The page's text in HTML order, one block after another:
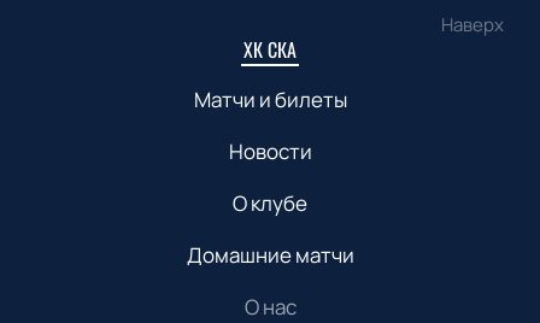
Наверх
ХК СКА
Матчи и билеты
Новости
О клубе
Домашние матчи
О нас